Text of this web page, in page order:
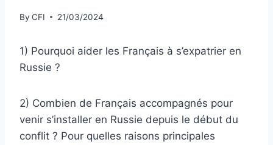
By CFI 21/03/2024
1) Pourquoi aider les Français à s’expatrier en
Russie ?
2) Combien de Français accompagnés pour
venir s’installer en Russie depuis le début du
conflit ? Pour quelles raisons principales